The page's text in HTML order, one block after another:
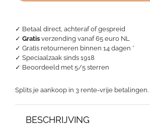
✓ Betaal direct, achteraf of gespreid
✓ Gratis verzending vanaf 65 euro NL
✓ Gratis retourneren binnen 14 dagen *
✓ Speciaalzaak sinds 1918
✓ Beoordeeld met 5/5 sterren
Splits je aankoop in 3 rente-vrije betalingen.
BESCHRIJVING